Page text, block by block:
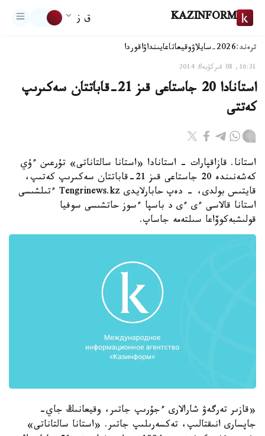
KAZINFORM ق ز
ترەند:2026-سايلاۋ وقيعاتاعايىنداۋاقوردا
16:31, 08 قىركۇيەك 2014
استانادا 20 جاستاعى قىز 21-قاباتتان سەكىرىپ
كەتتى
استانا. قازاقپارات - استانادا «استانا سالتاناتى» تۇرعىن ءۇي
كەشەنىندە 20 جاستاعى قىز 21-قاباتتان سەكىرىپ كەتىپ،
قايتىس بولدى، - دەپ حابارلايدى Tengrinews.kz ءتىلشىسى
استانا قالاسى ءى ءى د باسپا ءسوز حاتشىسى سوفيا
قولىشبەكوۆاعا سىلتەمە جاساپ.
«قازىر تەرگەۋ شارالارى ءجۇرىپ جاتىر، وقيعانىڭ جاي-
جاپسارى انىقتالىپ، تەكسەرىلىپ جاتىر. «استانا سالتاناتى»